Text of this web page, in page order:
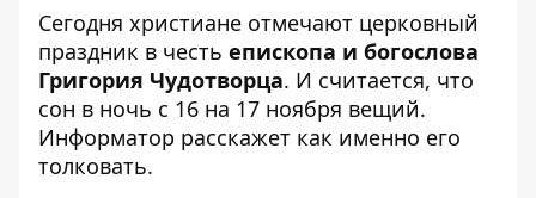
Сегодня христиане отмечают церковный
праздник в честь епископа и богослова
Григория Чудотворца. И считается, что
сон в ночь с 16 на 17 ноября вещий.
Информатор расскажет как именно его
толковать.